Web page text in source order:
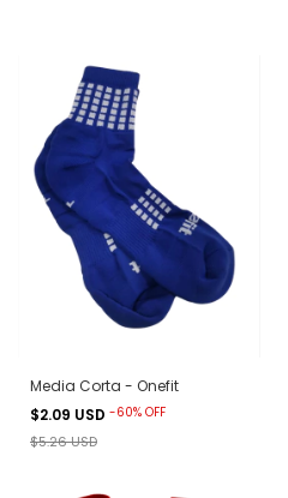
Media Corta - Onefit
$2.09 USD -60% OFF
$5.26 USD